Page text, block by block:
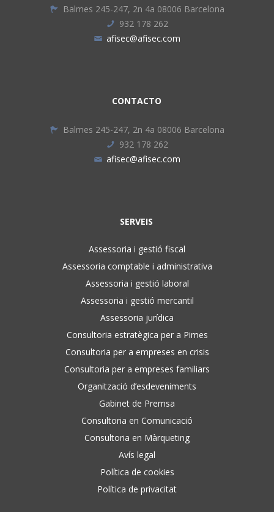
Balmes 245-247, 2n 4a 08006 Barcelona
932 178 262
afisec@afisec.com
CONTACTO
Balmes 245-247, 2n 4a 08006 Barcelona
932 178 262
afisec@afisec.com
SERVEIS
Assessoria i gestió fiscal
Assessoria comptable i administrativa
Assessoria i gestió laboral
Assessoria i gestió mercantil
Assessoria jurídica
Consultoria estratègica per a Pimes
Consultoria per a empreses en crisis
Consultoria per a empreses familiars
Organització d’esdeveniments
Gabinet de Premsa
Consultoria en Comunicació
Consultoria en Màrqueting
Avís legal
Política de cookies
Política de privacitat